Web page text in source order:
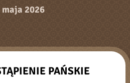
maja 2026
PAŃSKIE